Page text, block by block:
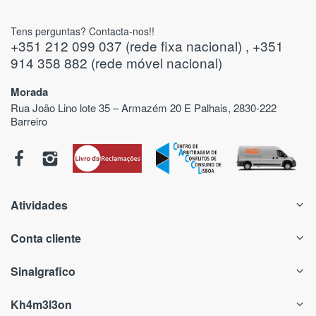
Tens perguntas? Contacta-nos!!
+351 212 099 037 (rede fixa nacional) , +351
914 358 882 (rede móvel nacional)
Morada
Rua João Lino lote 35 – Armazém 20 E Palhais, 2830-222
Barreiro
Atividades
Conta cliente
Sinalgrafico
Kh4m3l3on